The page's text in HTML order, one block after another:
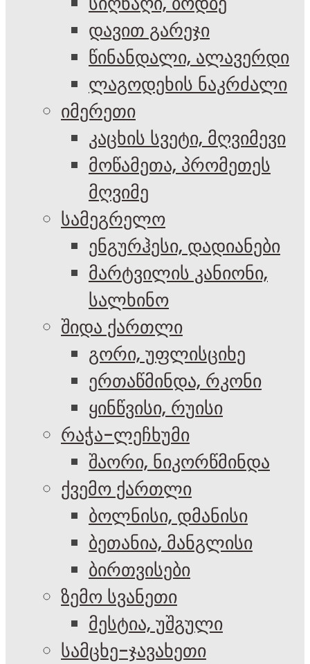
დავით გარეჯი
წინანდალი, ალავერდი
ლაგოდეხის ნაკრძალი
იმერეთი
კაცხის სვეტი, მღვიმევი
მოწამეთა, პრომეთეს
მღვიმე
სამეგრელო
ენგურჰესი, დადიანები
მარტვილის კანიონი,
სალხინო
შიდა ქართლი
გორი, უფლისციხე
ერთაწმინდა, რკონი
ყინწვისი, რუისი
რაჭა-ლეჩხუმი
შაორი, ნიკორწმინდა
ქვემო ქართლი
ბოლნისი, დმანისი
ბეთანია, მანგლისი
ბირთვისები
ზემო სვანეთი
მესტია, უშგული
სამცხე-ჯავახეთი